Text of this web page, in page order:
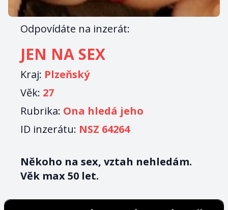
Odpovídáte na inzerát:
JEN NA SEX
Kraj: Plzeňský
Věk: 27
Rubrika: Ona hledá jeho
ID inzerátu: NSZ 64264
Někoho na sex, vztah nehledám.
Věk max 50 let.